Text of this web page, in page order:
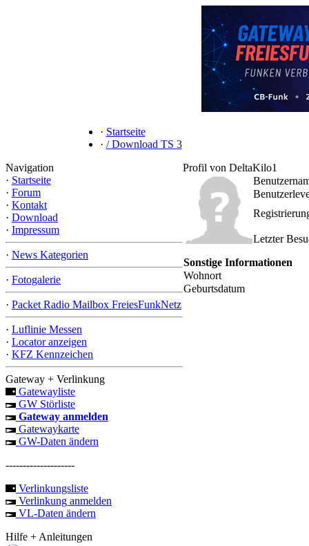
· Startseite
· / Download TS 3
Navigation
· Startseite
· Forum
· Kontakt
· Download
· Impressum
· News Kategorien
· Fotogalerie
· Packet Radio Mailbox FreiesFunkNetz
· Luflinie Messen
· Locator anzeigen
· KFZ Kennzeichen
Gateway + Verlinkung
Gatewayliste
GW Störliste
Gateway anmelden
Gatewaykarte
GW-Daten ändern
--------------------
Verlinkungsliste
Verlinkung anmelden
VL-Daten ändern
Hilfe + Anleitungen
Profil von DeltaKilo1
Letzter
Sonstige Informationen
Wohnort
Geburtsdatum